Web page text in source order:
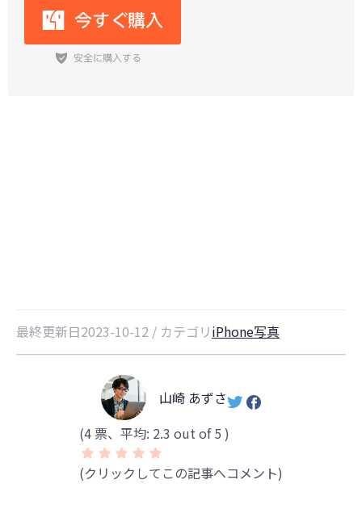
最終更新日2023-10-12 / カテゴリiPhone写真
山崎 あずさ
(4票、平均: 2.3 out of 5 )
(クリックしてこの記事へコメント)